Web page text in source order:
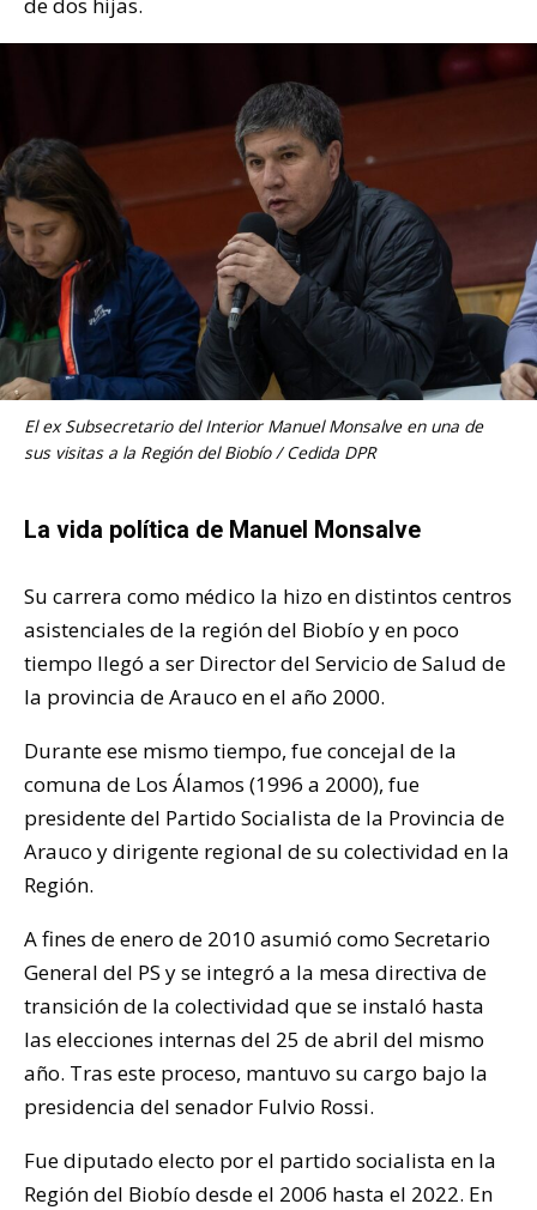
El ex Subsecretario del Interior Manuel Monsalve en una de
sus visitas a la Región del Biobío / Cedida DPR
La vida política de Manuel Monsalve
Su carrera como médico la hizo en distintos centros
asistenciales de la región del Biobío y en poco
tiempo llegó a ser Director del Servicio de Salud de
la provincia de Arauco en el año 2000.
Durante ese mismo tiempo, fue concejal de la
comuna de Los Álamos (1996 a 2000), fue
presidente del Partido Socialista de la Provincia de
Arauco y dirigente regional de su colectividad en la
Región.
A fines de enero de 2010 asumió como Secretario
General del PS y se integró a la mesa directiva de
transición de la colectividad que se instaló hasta
las elecciones internas del 25 de abril del mismo
año. Tras este proceso, mantuvo su cargo bajo la
presidencia del senador Fulvio Rossi.
Fue diputado electo por el partido socialista en la
Región del Biobío desde el 2006 hasta el 2022. En